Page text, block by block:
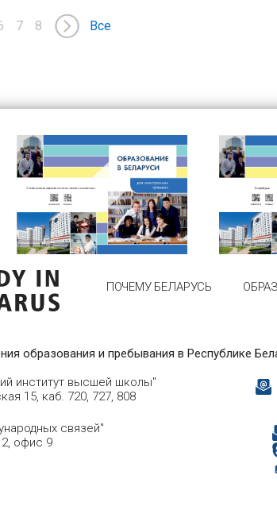
7 8 Все
ПОЧЕМУ БЕЛАРУСЬ
образования и пребывания в Республике
институт высшей школы"
15, каб. 720, 727, 808
связей"
офис 9